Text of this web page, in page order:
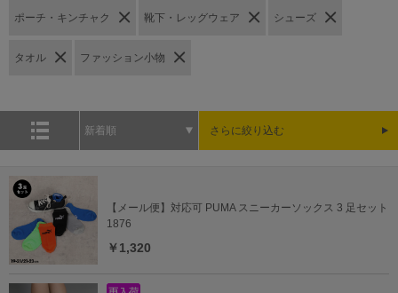
ポーチ・キンチャク 靴下・レッグウェア シューズ
タオル ファッション小物
新着順 さらに絞り込む
【メール便】対応可 PUMA スニーカーソックス 3 足セット
1876
￥1,320